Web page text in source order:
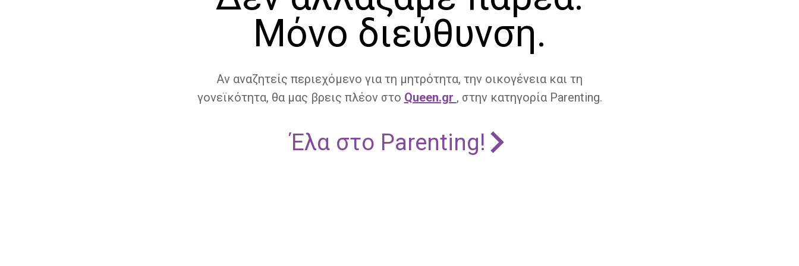
Μόνο διεύθυνση.
Αν αναζητείς περιεχόμενο για τη μητρότητα, την οικογένεια και τη
γονεϊκότητα, θα μας βρεις πλέον στο Queen.gr , στην κατηγορία Parenting.
Έλα στο Parenting!